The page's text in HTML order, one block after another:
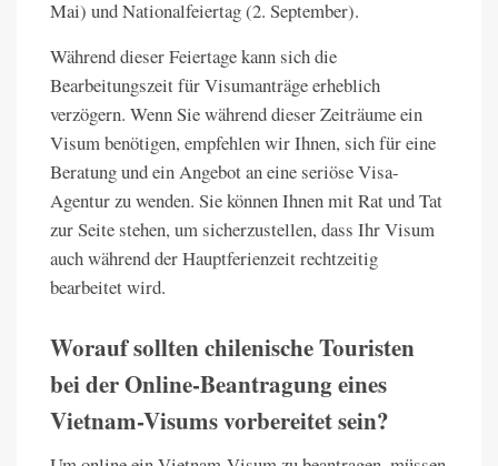
Mai) und Nationalfeiertag (2. September).
Während dieser Feiertage kann sich die
Bearbeitungszeit für Visumanträge erheblich
verzögern. Wenn Sie während dieser Zeiträume ein
Visum benötigen, empfehlen wir Ihnen, sich für eine
Beratung und ein Angebot an eine seriöse Visa-
Agentur zu wenden. Sie können Ihnen mit Rat und Tat
zur Seite stehen, um sicherzustellen, dass Ihr Visum
auch während der Hauptferienzeit rechtzeitig
bearbeitet wird.
Worauf sollten chilenische Touristen
bei der Online-Beantragung eines
Vietnam-Visums vorbereitet sein?